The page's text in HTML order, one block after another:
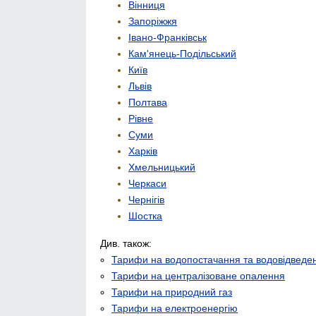
Вінниця
Запоріжжя
Івано-Франківськ
Кам'янець-Подільський
Київ
Львів
Полтава
Рівне
Суми
Харків
Хмельницький
Черкаси
Чернігів
Шостка
Див. також:
Тарифи на водопостачання та
Тарифи на централізоване опалення
Тарифи на природний газ
Тарифи на електроенергію